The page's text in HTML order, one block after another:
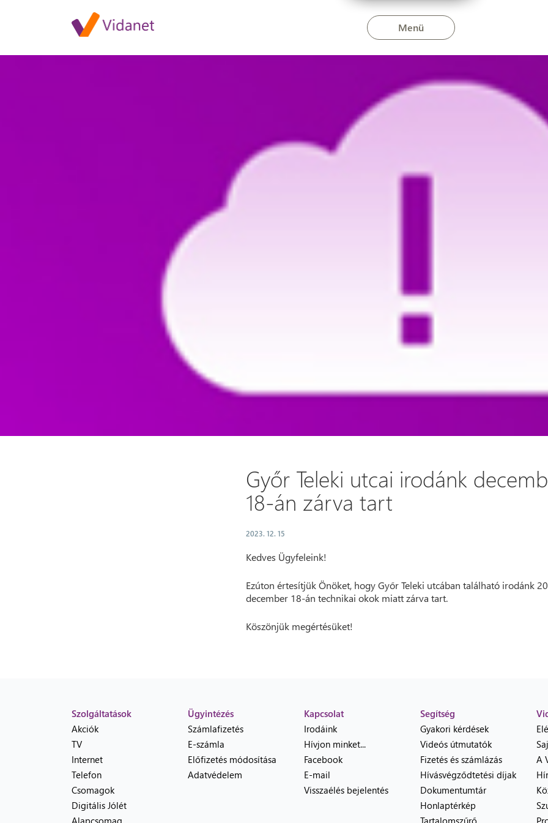
Menü
Győr Teleki utcai irodánk december 18-án zárva tart
Győr Teleki utcai irodánk
18-án zárva tart
2023. 12. 15
Kedves Ügyfeleink!
Ezúton értesítjük Önöket, hogy Győr Teleki utcában található irodánk
december 18-án technikai okok miatt zárva tart.
Köszönjük megértésüket!
Szolgáltatások
Akciók
TV
Internet
Telefon
Csomagok
Digitális Jólét
Alapcsomag
Ügyintézés
Számlafizetés
E-számla
Előfizetés módosítása
Adatvédelem
Kapcsolat
Irodáink
Hívjon minket...
Facebook
E-mail
Visszaélés bejelentés
Segítség
Gyakori kérdések
Videós útmutatók
Fizetés és számlázás
Hívásvégződtetési díjak
Dokumentumtár
Honlaptérkép
Tartalomszűrő
A